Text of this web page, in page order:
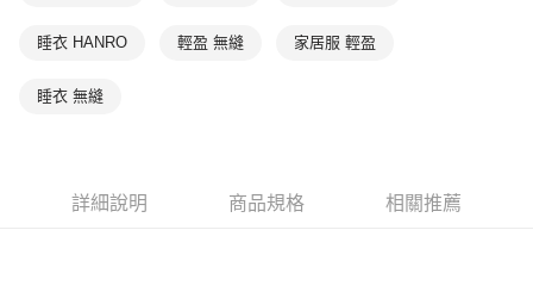
睡衣 HANRO 輕盈 無縫 家居服 輕盈
睡衣 無縫
詳細說明 商品規格 相關推薦